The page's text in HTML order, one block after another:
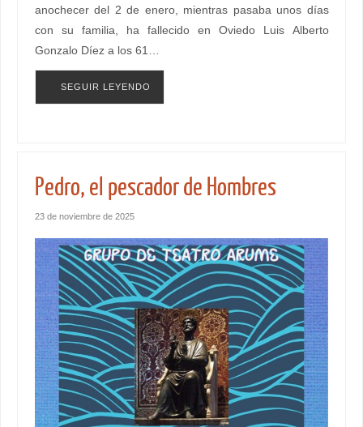
anochecer del 2 de enero, mientras pasaba unos días
con su familia, ha fallecido en Oviedo Luis Alberto
Gonzalo Díez a los 61…
SEGUIR LEYENDO
Pedro, el pescador de Hombres
23 de noviembre de 2025